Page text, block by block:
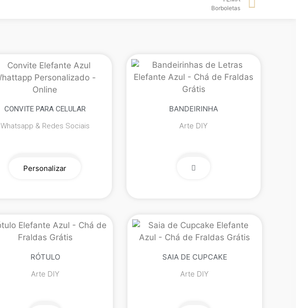
Borboletas
CONVITE PARA CELULAR
Whatsapp & Redes Sociais
Personalizar
BANDEIRINHA
Arte DIY
RÓTULO
Arte DIY
SAIA DE CUPCAKE
Arte DIY